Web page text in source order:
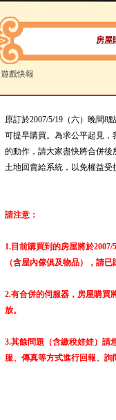
房屋
遊戲快報
原訂於2007/5/19（六）晚間8
可提早購買。為求公平起見
的動作，請大家盡快將合併
土地回賣給系統，以免權益受
請注意：
1.目前購買到的房屋將於
（含屋內傢俱及物品），請
2.有合併的伺服器，房屋購買
放。
3.其餘問題（含繳稅娃娃）請
服、傳真等方式進行回報、詢